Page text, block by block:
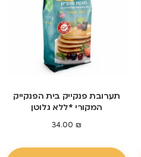
תערובת פנקייק בית הפנקייק
המקורי *ללא גלוטן
34.00 ₪